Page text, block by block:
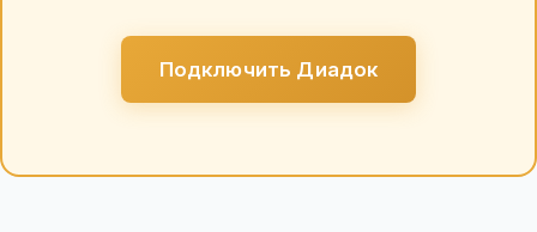
Подключить Диадок